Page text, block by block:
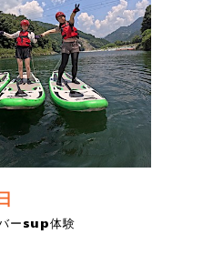
ーsup体験